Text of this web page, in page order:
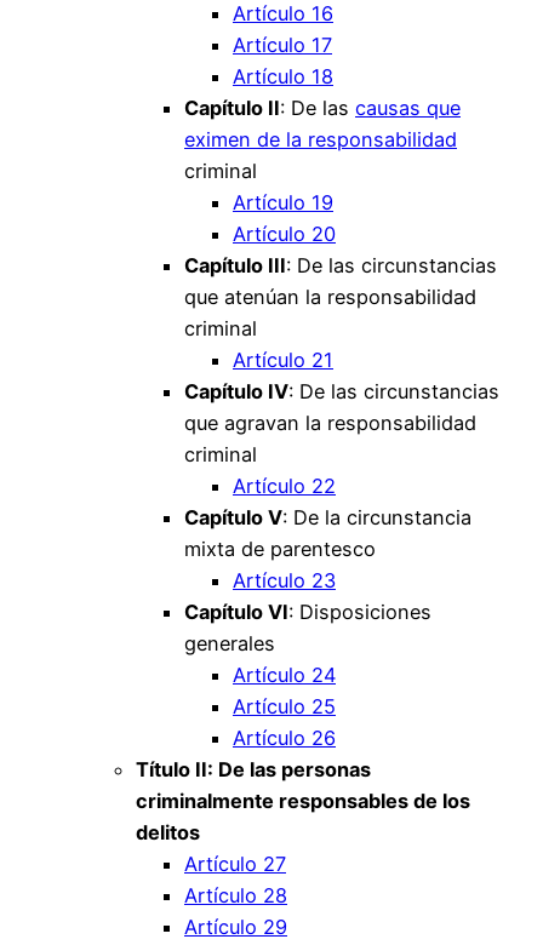
Artículo 16
Artículo 17
Artículo 18
Capítulo II: De las causas que
eximen de la responsabilidad
criminal
Artículo 19
Artículo 20
Capítulo III: De las circunstancias
que atenúan la responsabilidad
criminal
Artículo 21
Capítulo IV: De las circunstancias
que agravan la responsabilidad
criminal
Artículo 22
Capítulo V: De la circunstancia
mixta de parentesco
Artículo 23
Capítulo VI: Disposiciones
generales
Artículo 24
Artículo 25
Artículo 26
Título II: De las personas
criminalmente responsables de los
delitos
Artículo 27
Artículo 28
Artículo 29